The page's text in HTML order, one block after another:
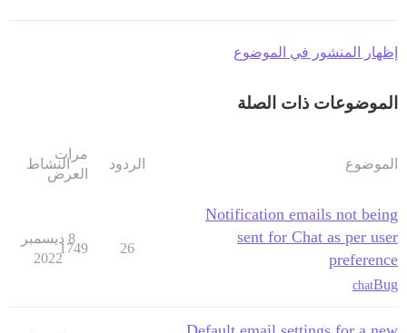
إظهار المنشور في الموضوع
الموضوعات ذات الصلة
الموضوع الردود
مرات
العرض
النشاط
Notification emails not being
sent for Chat as per user
preference
Bug
chat
26
1749
8 ديسمبر
2022